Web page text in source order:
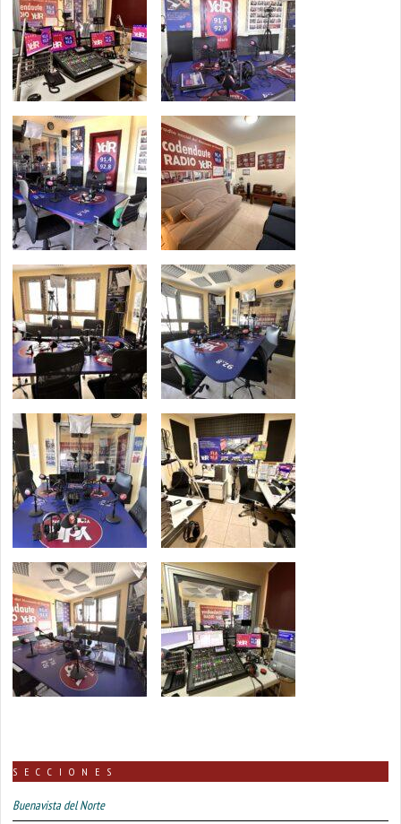
SECCIONES
Buenavista del Norte